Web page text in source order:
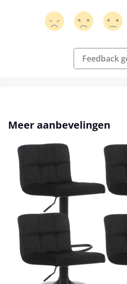
Feedback
Productgalerij overslaan
Meer aanbevelingen